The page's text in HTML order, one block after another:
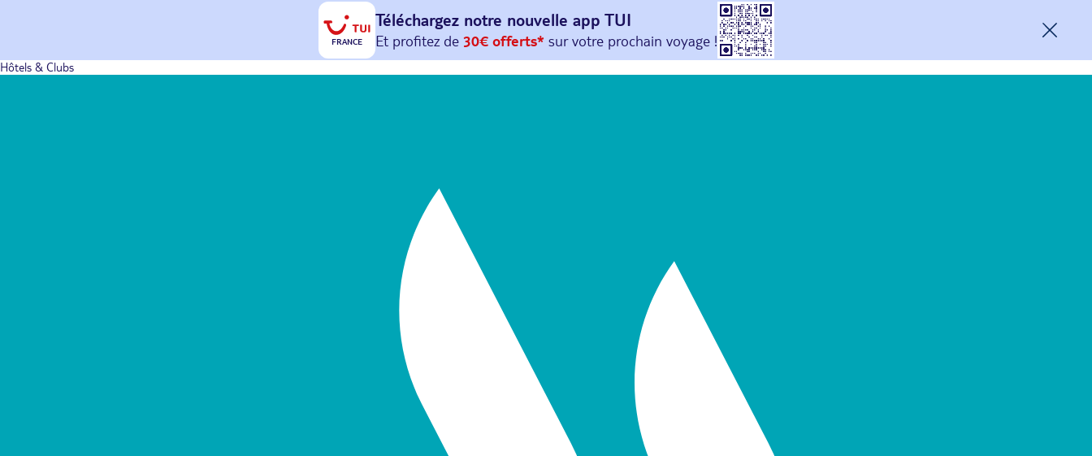
FRANCE
Téléchargez notre nouvelle app TUI
Et profitez de 30€ offerts* sur votre prochain voyage !
avec le code :HAPPYAPP
Hôtels & Clubs